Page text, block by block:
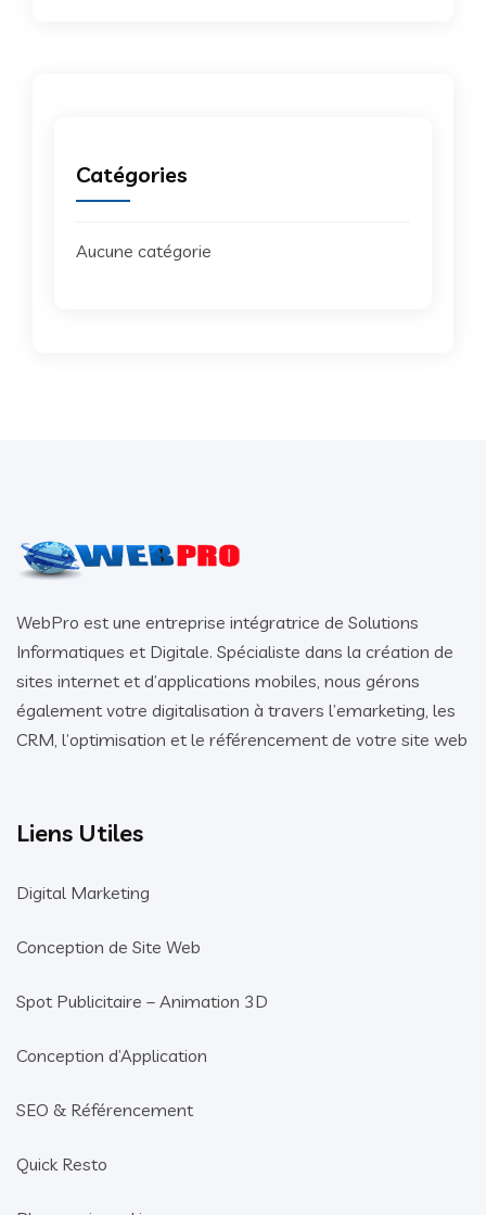
Catégories
Aucune catégorie
WebPro est une entreprise intégratrice de Solutions
Informatiques et Digitale. Spécialiste dans la création de
sites internet et d’applications mobiles, nous gérons
également votre digitalisation à travers l’emarketing, les
CRM, l’optimisation et le référencement de votre site web
Liens Utiles
Digital Marketing
Conception de Site Web
Spot Publicitaire – Animation 3D
Conception d’Application
SEO & Référencement
Quick Resto